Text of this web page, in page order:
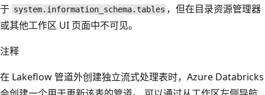
于 system.information_schema.tables ，但在目录资源管理器
或其他工作区 UI 页面中不可见。
注释
在 Lakeflow 管道外创建独立流式处理表时，Azure Databricks